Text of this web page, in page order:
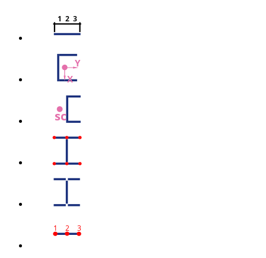
1  2  3
Y
X
sc
1 2 3